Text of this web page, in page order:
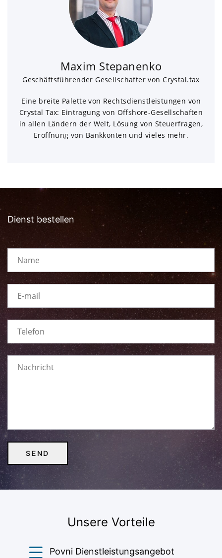
Maxim Stepanenko
Geschäftsführender Gesellschafter von Crystal.tax
Eine breite Palette von Rechtsdienstleistungen von
Crystal Tax: Eintragung von Offshore-Gesellschaften
in allen Ländern der Welt, Lösung von Steuerfragen,
Eröffnung von Bankkonten und vieles mehr.
Dienst bestellen
Unsere Vorteile
Povni Dienstleistungsangebot